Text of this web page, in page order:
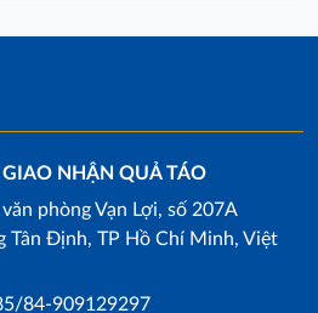
NHẬN QUẢ TÁO
phòng Vạn Lợi, số 207A
Tân Định, TP Hồ Chí Minh, Việt
84-909129297